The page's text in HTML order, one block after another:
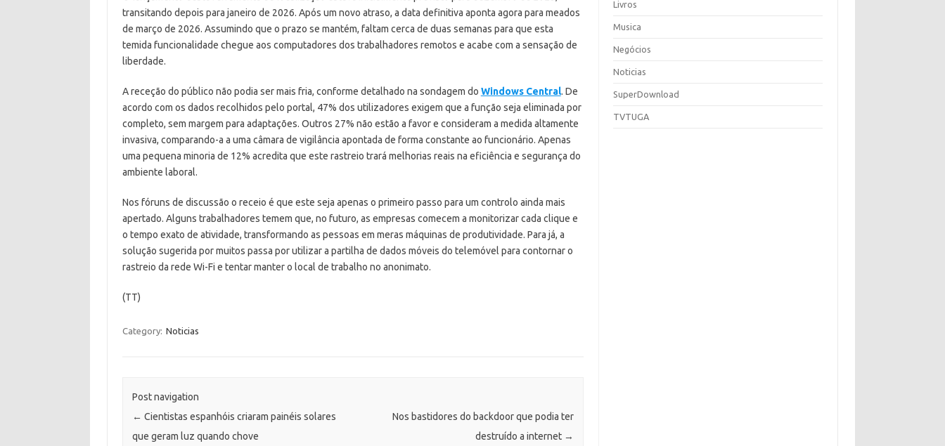
transitando depois para janeiro de 2026. Após um novo atraso, a data definitiva aponta agora para meados
de março de 2026. Assumindo que o prazo se mantém, faltam cerca de duas semanas para que esta
temida funcionalidade chegue aos computadores dos trabalhadores remotos e acabe com a sensação de
liberdade.
A receção do público não podia ser mais fria, conforme detalhado na sondagem do Windows Central. De
acordo com os dados recolhidos pelo portal, 47% dos utilizadores exigem que a função seja eliminada por
completo, sem margem para adaptações. Outros 27% não estão a favor e consideram a medida altamente
invasiva, comparando-a a uma câmara de vigilância apontada de forma constante ao funcionário. Apenas
uma pequena minoria de 12% acredita que este rastreio trará melhorias reais na eficiência e segurança do
ambiente laboral.
Nos fóruns de discussão o receio é que este seja apenas o primeiro passo para um controlo ainda mais
apertado. Alguns trabalhadores temem que, no futuro, as empresas comecem a monitorizar cada clique e
o tempo exato de atividade, transformando as pessoas em meras máquinas de produtividade. Para já, a
solução sugerida por muitos passa por utilizar a partilha de dados móveis do telemóvel para contornar o
rastreio da rede Wi-Fi e tentar manter o local de trabalho no anonimato.
(TT)
Category: Noticias
Post navigation
← Cientistas espanhóis criaram painéis solares
que geram luz quando chove
Nos bastidores do backdoor que podia ter
destruído a internet →
Livros
Musica
Negócios
Noticias
SuperDownload
TVTUGA